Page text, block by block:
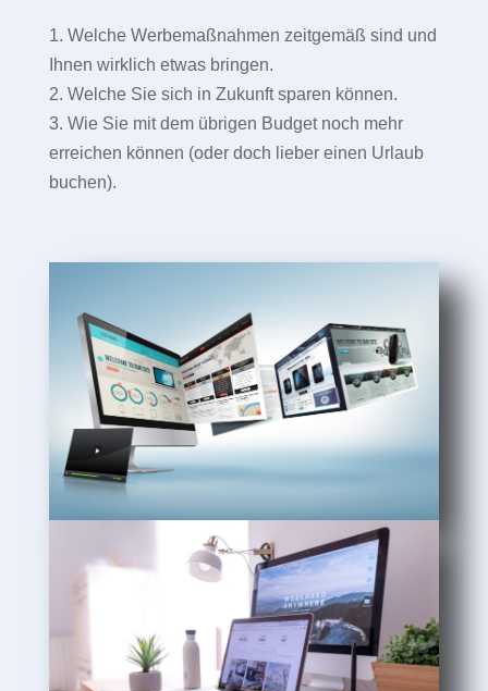
1. Welche Werbemaßnahmen zeitgemäß sind und
Ihnen wirklich etwas bringen.
2. Welche Sie sich in Zukunft sparen können.
3. Wie Sie mit dem übrigen Budget noch mehr
erreichen können (oder doch lieber einen Urlaub
buchen).